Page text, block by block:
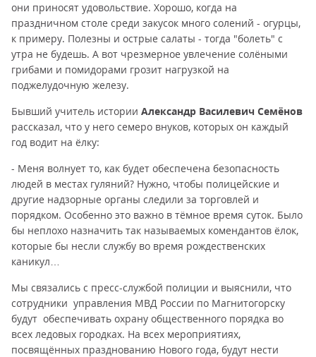
они приносят удовольствие. Хорошо, когда на
праздничном столе среди закусок много солений - огурцы,
к примеру. Полезны и острые салаты - тогда "болеть" с
утра не будешь. А вот чрезмерное увлечение солёными
грибами и помидорами грозит нагрузкой на
поджелудочную железу.
Бывший учитель истории Александр Василевич Семёнов
рассказал, что у него семеро внуков, которых он каждый
год водит на ёлку:
- Меня волнует то, как будет обеспечена безопасность
людей в местах гуляний? Нужно, чтобы полицейские и
другие надзорные органы следили за торговлей и
порядком. Особенно это важно в тёмное время суток. Было
бы неплохо назначить так называемых комендантов ёлок,
которые бы несли службу во время рождественских
каникул…
Мы связались с пресс-службой полиции и выяснили, что
сотрудники управления МВД России по Магнитогорску
будут обеспечивать охрану общественного порядка во
всех ледовых городках. На всех мероприятиях,
посвящённых празднованию Нового года, будут нести